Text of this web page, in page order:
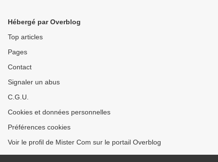
Hébergé par Overblog
Top articles
Pages
Contact
Signaler un abus
C.G.U.
Cookies et données personnelles
Préférences cookies
Voir le profil de Mister Com sur le portail Overblog